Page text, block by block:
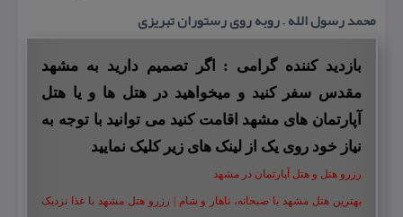
محمد رسول الله – روبه روی رستوران تبریزی
بازدید کننده گرامی : اگر تصمیم دارید به مشهد
مقدس سفر کنید و میخواهید در هتل ها و یا هتل
آپارتمان های مشهد اقامت کنید می توانید با توجه به
نیاز خود روی یک از لینک های زیر کلیک نمایید
رزرو هتل و هتل آپارتمان در مشهد
بهترین هتل مشهد با صبحانه، ناهار و شام | رزرو هتل مشهد با غذا نزدیک